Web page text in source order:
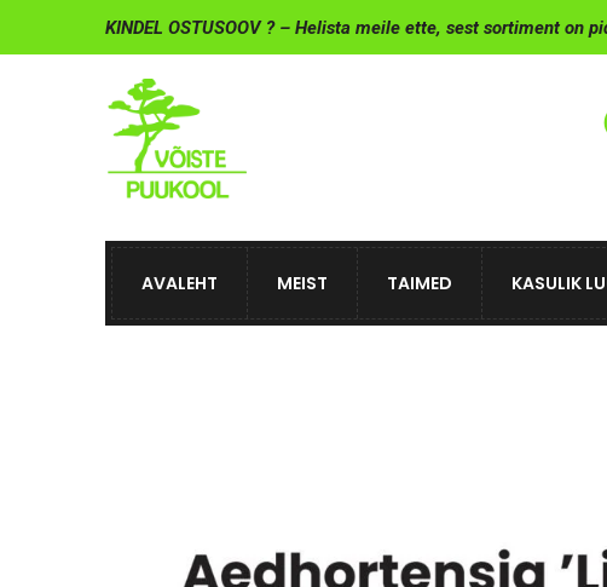
KINDEL OSTUSOOV ? – Helista meile ette, sest sortiment on
AVALEHT MEIST TAIMED KASULIK